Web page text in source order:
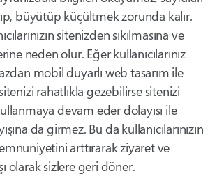
büyütüp küçültmek zorunda kalır.
sitenizden sıkılmasına ve
neden olur. Eğer kullanıcılarınız
mobil duyarlı web tasarım ile
rahatlıkla gezebilirse sitenizi
devam eder dolayısı ile
da girmez. Bu da kullanıcılarınızın
arttırarak ziyaret ve
olarak sizlere geri döner.